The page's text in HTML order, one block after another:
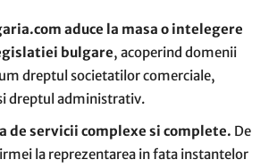
aduce la masa o intelegere
bulgare, acoperind domenii
dreptul societatilor comerciale,
dreptul administrativ.
de servicii complexe si complete. De
la reprezentarea in fata instantelor